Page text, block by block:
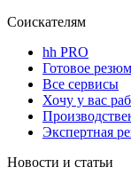
Соискателям
hh PRO
Готовое
Все сервисы
Хочу у вас
Экспертная
Новости и статьи